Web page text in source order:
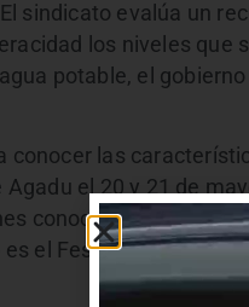
sindicato evalúa un
los niveles que
potable, el
las
el 20 y 21 de
conocimos los
el Festival